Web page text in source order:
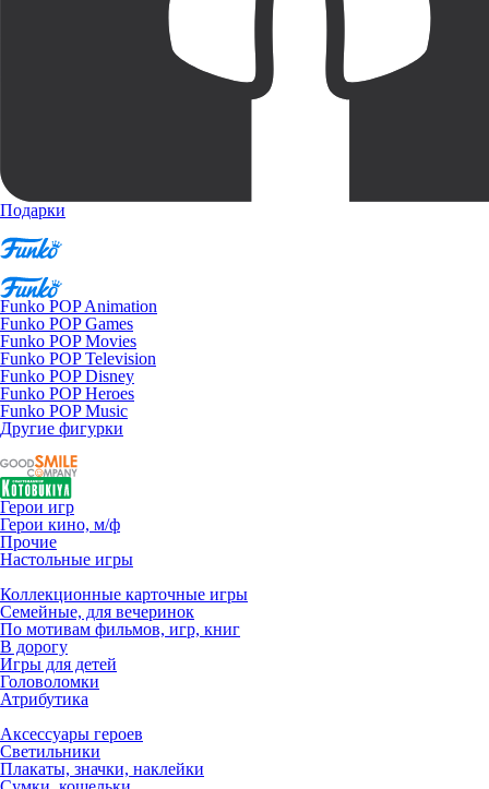
Подарки
Funko POP Animation
Funko POP Games
Funko POP Movies
Funko POP Television
Funko POP Disney
Funko POP Heroes
Funko POP Music
Другие фигурки
Герои игр
Герои кино, м/ф
Прочие
Настольные игры
Коллекционные карточные игры
Семейные, для вечеринок
По мотивам фильмов, игр, книг
В дорогу
Игры для детей
Головоломки
Атрибутика
Аксессуары героев
Светильники
Плакаты, значки, наклейки